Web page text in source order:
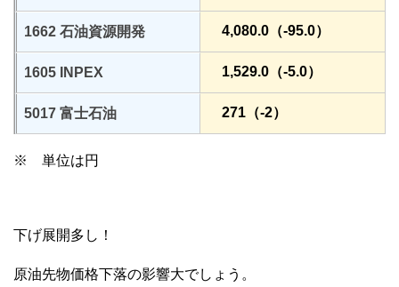
1662 石油資源開発 4,080.0（-95.0）
1605 INPEX 1,529.0（-5.0）
5017 富士石油 271（-2）
※ 単位は円
下げ展開多し！
原油先物価格下落の影響大でしょう。